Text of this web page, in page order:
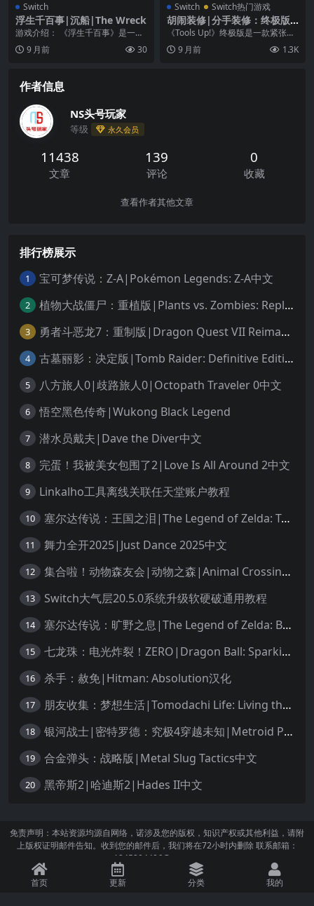
Switch
浮生千百事|沉船|The Wreck
游戏介绍： 《浮生千百事》是一款
成熟的 3D 视觉小说游戏，讲述了
有关姐妹情谊，...
9 月前 30
Switch Switch热门游戏
胡闹装修|分手装修：终极版|
Tools Up! Ultimate Edition
中文
《Tools Up!》终极版是一款紧张忙
乱的本地合作游戏盛宴，以房屋翻
新和户外装...
9 月前 1.3K
作者信息
NS头号玩家
等级 永久会员
11438
文章
139
评论
0
收藏
查看作者其他文章
排行榜展示
1 宝可梦传说：Z-A|Pokémon Legends: Z-A中文
2 植物大战僵尸：重植版|Plants vs. Zombies: Replanted中文
3 勇者斗恶龙7：重制版|Dragon Quest VII Reimagined中文
4 古墓丽影：决定版|Tomb Raider: Definitive Edition中文
5 八方旅人0|歧路旅人0|Octopath Traveler 0中文
6 悟空黑色传奇|Wukong Black Legend
7 潜水员戴夫|Dave the Diver中文
8 完蛋！我被美女包围了2|Love Is All Around 2中文
9 Linkalho工具离线关联任天堂账户教程
10 塞尔达传说：王国之泪|The Legend of Zelda: Tears of the Kingdom中文
11 舞力全开2025|Just Dance 2025中文
12 集合啦！动物森友会|动物之森|Animal Crossing: New Horizons中文
13 Switch大气层20.5.0系统升级软硬破通用教程
14 塞尔达传说：旷野之息|The Legend of Zelda: Breath of the Wild中文
15 七龙珠：电光炸裂！ZERO|Dragon Ball: Sparking! Zero中文
16 杀手：赦免|Hitman: Absolution汉化
17 朋友收集：梦想生活|Tomodachi Life: Living the Dream中文
18 银河战士|密特罗德：究极4穿越未知|Metroid Prime 4: Beyond中文
19 合金弹头：战略版|Metal Slug Tactics中文
20 黑帝斯2|哈迪斯2|Hades II中文
免责声明：本站资源均源自网络，诺涉及您的版权，知识产权或其他利益，请附
上版权证明邮件告知。收到您的邮件后，我们将在72小时内删除 联系邮箱：
1245294496@qq.com
首页 更新 分类 我的